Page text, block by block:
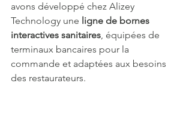
avons développé chez Alizey
Technology une ligne de bornes
interactives sanitaires, équipées de
terminaux bancaires pour la
commande et adaptées aux besoins
des restaurateurs.